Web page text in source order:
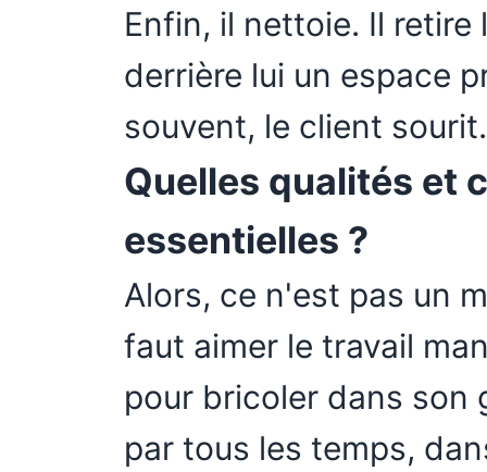
Enfin, il nettoie. Il
derrière lui un espace
souvent, le client sourit.
Quelles qualités et
essentielles ?
Alors, ce n'est pas un
faut aimer le travail
pour bricoler dans son
par tous les temps,